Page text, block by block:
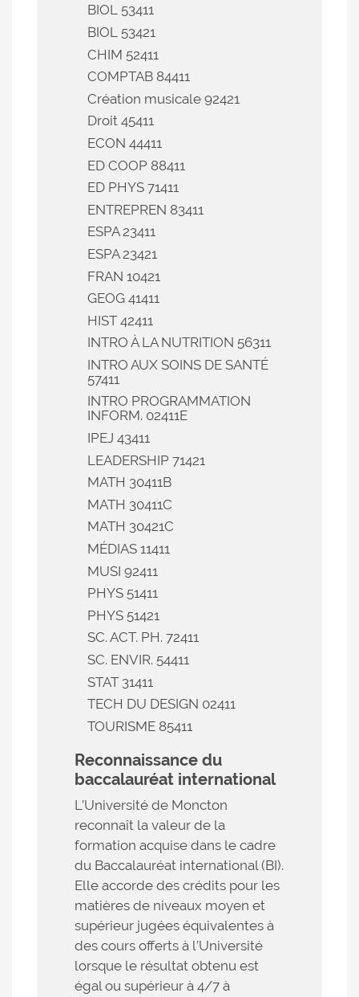
BIOL 53411
BIOL 53421
CHIM 52411
COMPTAB 84411
Création musicale 92421
Droit 45411
ECON 44411
ED COOP 88411
ED PHYS 71411
ENTREPREN 83411
ESPA 23411
ESPA 23421
FRAN 10421
GEOG 41411
HIST 42411
INTRO À LA NUTRITION 56311
INTRO AUX SOINS DE SANTÉ
57411
INTRO PROGRAMMATION
INFORM. 02411E
IPEJ 43411
LEADERSHIP 71421
MATH 30411B
MATH 30411C
MATH 30421C
MÉDIAS 11411
MUSI 92411
PHYS 51411
PHYS 51421
SC. ACT. PH. 72411
SC. ENVIR. 54411
STAT 31411
TECH DU DESIGN 02411
TOURISME 85411
Reconnaissance du
baccalauréat international
L’Université de Moncton
reconnaît la valeur de la
formation acquise dans le cadre
du Baccalauréat international (BI).
Elle accorde des crédits pour les
matières de niveaux moyen et
supérieur jugées équivalentes à
des cours offerts à l’Université
lorsque le résultat obtenu est
égal ou supérieur à 4/7 à